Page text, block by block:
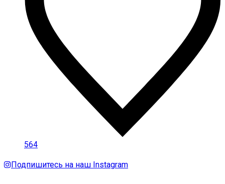
564
Подпишитесь на наш Instagram